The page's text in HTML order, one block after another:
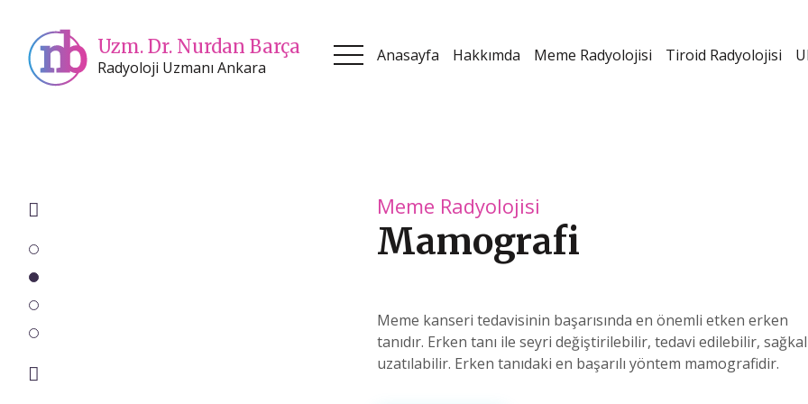
Uzm. Dr. Nurdan Barça
Radyoloji Uzmanı Ankara
Anasayfa Hakkımda Meme Radyolojisi Tiroid Radyolojisi
Meme kanseri tedavisinin başarısında en önemli etken erken
tanıdır. Erken tanı ile seyri değiştirilebilir, tedavi edilebilir, sağkalım
uzatılabilir. Erken tanıdaki en başarılı yöntem mamografidir.